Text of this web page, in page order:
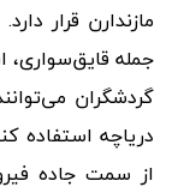
مازندارن قرار
جمله قایقسواری،
گردشگران می
دریاچه استفاده
از سمت جاده